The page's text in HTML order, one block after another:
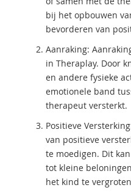
bij het opbouwen
bevorderen van
Aanraking:
in Theraplay. Door
en andere fysieke
emotionele band
therapeut versterkt.
Positieve
van positieve
te moedigen. Dit
tot kleine
het kind te